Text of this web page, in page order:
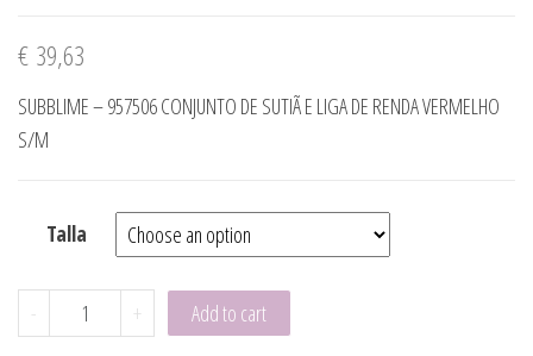
€ 39,63
SUBBLIME – 957506 CONJUNTO DE SUTIÃ E LIGA DE RENDA VERMELHO
S/M
Talla
- SUBBLIME - 957506 CONJUNTO SUJETADOR Y LIGA DE
+ Add to cart